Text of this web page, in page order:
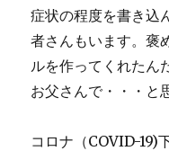
症状の程度を書き込
者さんもいます。褒
ルを作ってくれたん
お父さんで・・・と
コロナ（COVID-19)